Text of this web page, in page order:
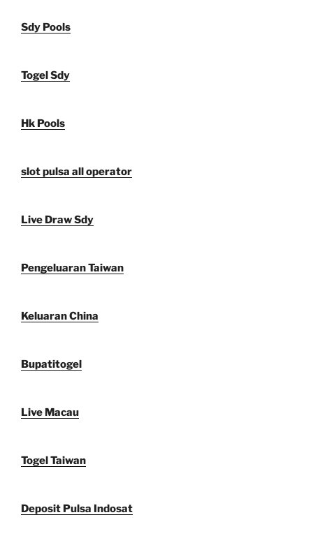
Sdy Pools
Togel Sdy
Hk Pools
slot pulsa all operator
Live Draw Sdy
Pengeluaran Taiwan
Keluaran China
Bupatitogel
Live Macau
Togel Taiwan
Deposit Pulsa Indosat